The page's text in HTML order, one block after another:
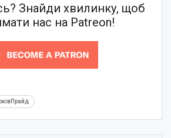
Знайди хвилинку, щоб
нас на Patreon!